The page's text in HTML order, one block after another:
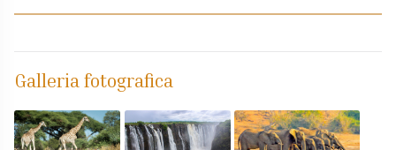
Galleria fotografica